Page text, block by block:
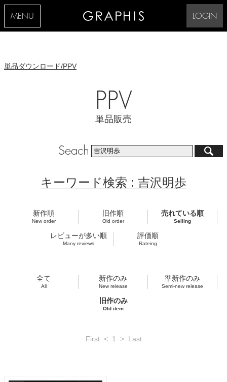
MENU LOGIN
単品ダウンロード/PPV
PPV
単品販売
Seach
キーワード検索 : 吉沢明歩
新作順
New order
旧作順
Old order
売れている順
Selling
レビューが多い順
Many reviews
評価順
Rateing
全て
All
新作のみ
New release
準新作のみ
Semi-new release
旧作のみ
Old item
First < 1 > Last